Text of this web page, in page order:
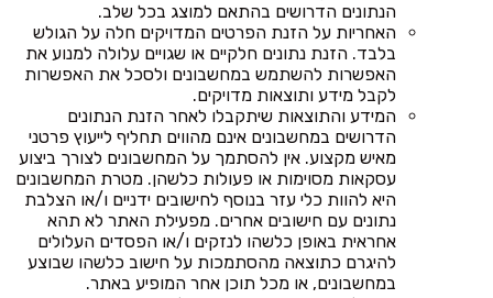
הנתונים הדרושים בהתאם למוצג בכל שלב.
האחריות על הזנת הפרטים המדויקים חלה על הגולש
בלבד. הזנת נתונים חלקיים או שגויים עלולה למנוע את
האפשרות להשתמש במחשבונים ולסכל את האפשרות
לקבל מידע ותוצאות מדויקים.
המידע והתוצאות שיתקבלו לאחר הזנת הנתונים
הדרושים במחשבונים אינם מהווים תחליף לייעוץ פרטני
מאיש מקצוע. אין להסתמך על המחשבונים לצורך ביצוע
עסקאות מסוימות או פעולות כלשהן. מטרת המחשבונים
היא להוות כלי עזר בנוסף לחישובים ידניים ו/או הצלבת
נתונים עם חישובים אחרים. מפעילת האתר לא תהא
אחראית באופן כלשהו לנזקים ו/או הפסדים העלולים
להיגרם כתוצאה מהסתמכות על חישוב כלשהו שבוצע
במחשבונים, או מכל תוכן אחר המופיע באתר.